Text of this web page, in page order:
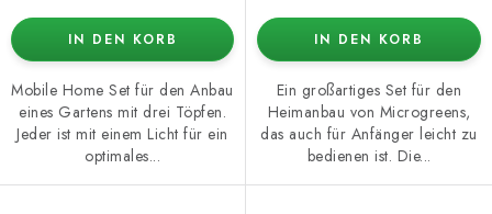
IN DEN KORB
Mobile Home Set für den Anbau
eines Gartens mit drei Töpfen.
Jeder ist mit einem Licht für ein
optimales...
IN DEN KORB
Ein großartiges Set für den
Heimanbau von Microgreens,
das auch für Anfänger leicht zu
bedienen ist. Die...